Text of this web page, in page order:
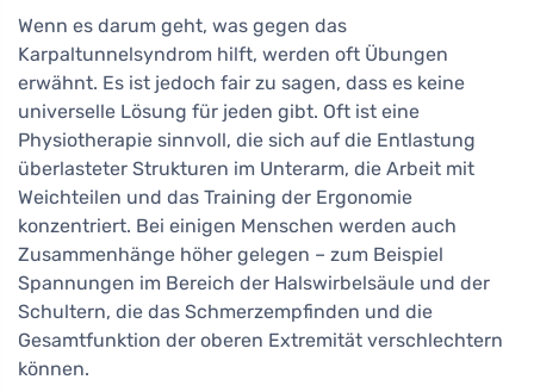
Wenn es darum geht, was gegen das
Karpaltunnelsyndrom hilft, werden oft Übungen
erwähnt. Es ist jedoch fair zu sagen, dass es keine
universelle Lösung für jeden gibt. Oft ist eine
Physiotherapie sinnvoll, die sich auf die Entlastung
überlasteter Strukturen im Unterarm, die Arbeit mit
Weichteilen und das Training der Ergonomie
konzentriert. Bei einigen Menschen werden auch
Zusammenhänge höher gelegen – zum Beispiel
Spannungen im Bereich der Halswirbelsäule und der
Schultern, die das Schmerzempfinden und die
Gesamtfunktion der oberen Extremität verschlechtern
können.